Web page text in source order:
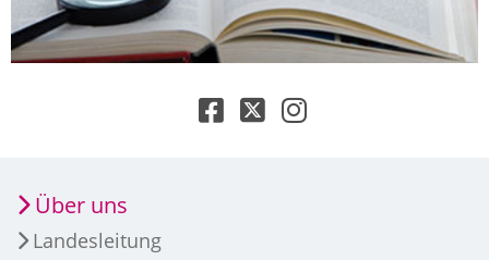
Über uns
Landesleitung